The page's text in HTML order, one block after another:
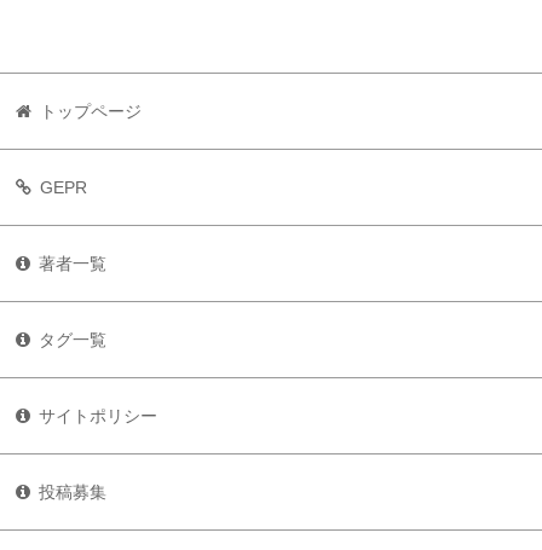
トップページ
GEPR
著者一覧
タグ一覧
サイトポリシー
投稿募集